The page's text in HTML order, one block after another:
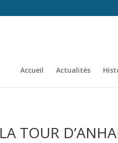
Accueil Actualités
LA TOUR